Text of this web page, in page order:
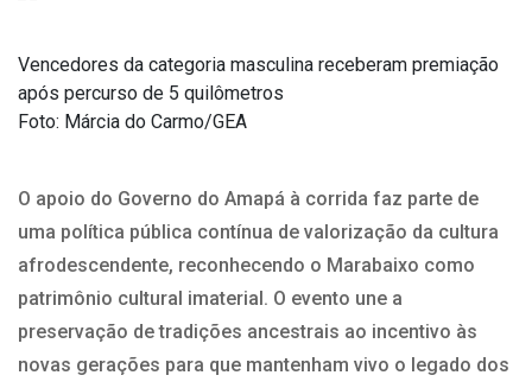
Vencedores da categoria masculina receberam premiação
após percurso de 5 quilômetros
Foto: Márcia do Carmo/GEA
O apoio do Governo do Amapá à corrida faz parte de
uma política pública contínua de valorização da cultura
afrodescendente, reconhecendo o Marabaixo como
patrimônio cultural imaterial. O evento une a
preservação de tradições ancestrais ao incentivo às
novas gerações para que mantenham vivo o legado dos